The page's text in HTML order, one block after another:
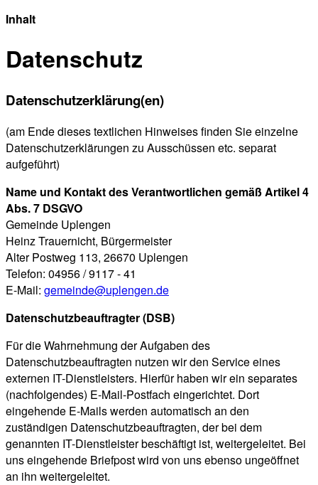
Inhalt
Datenschutz
Datenschutzerklärung(en)
(am Ende dieses textlichen Hinweises finden Sie einzelne
Datenschutzerklärungen zu Ausschüssen etc. separat
aufgeführt)
Name und Kontakt des Verantwortlichen gemäß Artikel 4
Abs. 7 DSGVO
Gemeinde Uplengen
Heinz Trauernicht, Bürgermeister
Alter Postweg 113, 26670 Uplengen
Telefon: 04956 / 9117 - 41
E-Mail: gemeinde@uplengen.de
Datenschutzbeauftragter (DSB)
Für die Wahrnehmung der Aufgaben des
Datenschutzbeauftragten nutzen wir den Service eines
externen IT-Dienstleisters. Hierfür haben wir ein separates
(nachfolgendes) E-Mail-Postfach eingerichtet. Dort
eingehende E-Mails werden automatisch an den
zuständigen Datenschutzbeauftragten, der bei dem
genannten IT-Dienstleister beschäftigt ist, weitergeleitet. Bei
uns eingehende Briefpost wird von uns ebenso ungeöffnet
an ihn weitergeleitet.